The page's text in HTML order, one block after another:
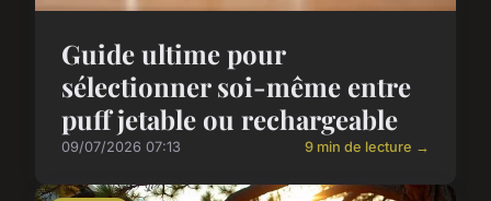
Guide ultime pour
sélectionner soi-même entre
puff jetable ou rechargeable
09/07/2026 07:13 9 min de lecture →